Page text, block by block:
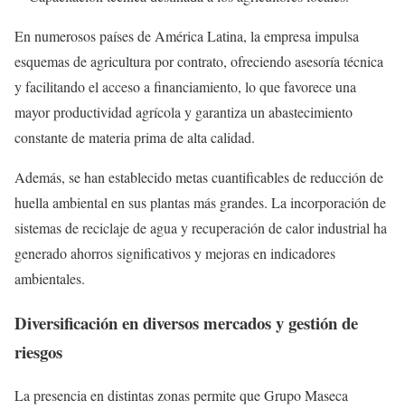
En numerosos países de América Latina, la empresa impulsa
esquemas de agricultura por contrato, ofreciendo asesoría técnica
y facilitando el acceso a financiamiento, lo que favorece una
mayor productividad agrícola y garantiza un abastecimiento
constante de materia prima de alta calidad.
Además, se han establecido metas cuantificables de reducción de
huella ambiental en sus plantas más grandes. La incorporación de
sistemas de reciclaje de agua y recuperación de calor industrial ha
generado ahorros significativos y mejoras en indicadores
ambientales.
Diversificación en diversos mercados y gestión de
riesgos
La presencia en distintas zonas permite que Grupo Maseca